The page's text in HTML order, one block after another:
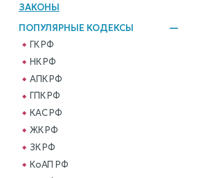
ЗАКОНЫ
ПОПУЛЯРНЫЕ КОДЕКСЫ
ГК РФ
НК РФ
АПК РФ
ГПК РФ
КАС РФ
ЖК РФ
ЗК РФ
КоАП РФ